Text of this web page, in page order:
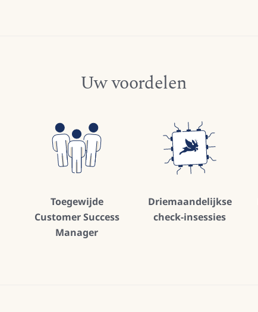
Uw voordelen
Toegewijde
Customer Success
Manager
Driemaandelijkse
check-insessies